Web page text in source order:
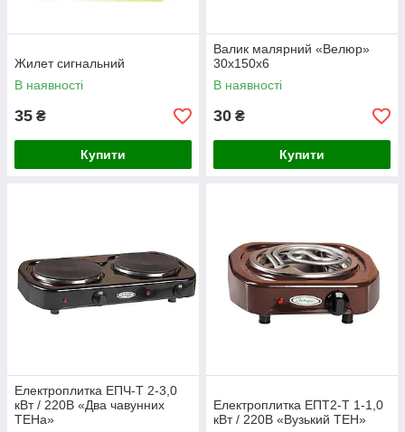
Жилет сигнальний
В наявності
35 ₴
Купити
Валик малярний «Велюр»
30x150х6
В наявності
30 ₴
Купити
Електроплитка ЕПЧ-Т 2-3,0
кВт / 220В «Два чавунних
ТЕНа»
Електроплитка ЕПТ2-Т 1-1,0
кВт / 220В «Вузький ТЕН»